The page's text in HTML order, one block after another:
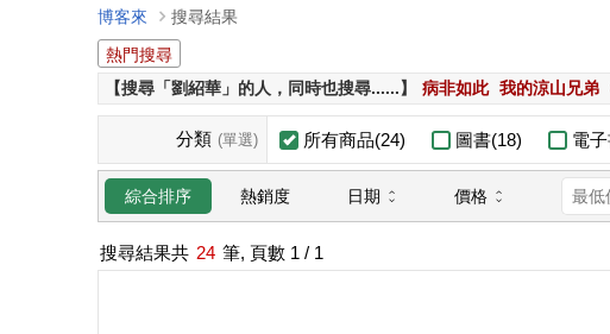
博客來
搜尋結果
熱門搜尋
【搜尋「劉紹華」的人，同時也搜尋......】
病非如此 我的涼山兄弟
分類 (單選) 所有商品(24) 圖書(18) 電
綜合排序 熱銷度 日期 價格
搜尋結果共 24 筆, 頁數 1 / 1